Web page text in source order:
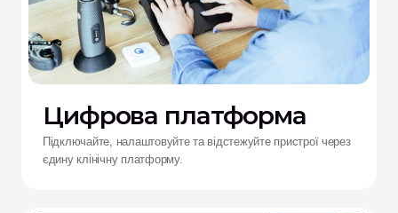
Цифрова платформа
Підключайте, налаштовуйте та відстежуйте пристрої через
єдину клінічну платформу.